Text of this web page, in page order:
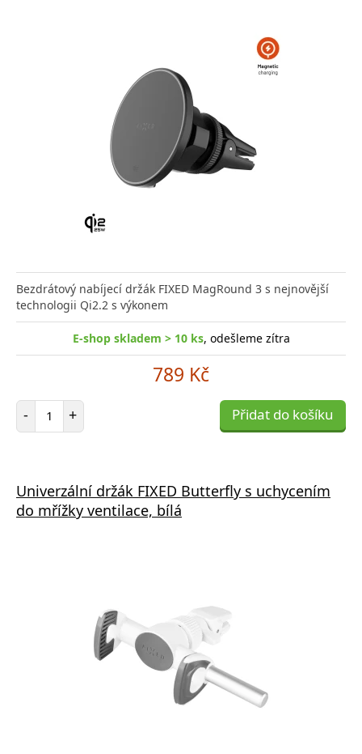
Bezdrátový nabíjecí držák FIXED MagRound 3 s nejnovější
technologii Qi2.2 s výkonem
E-shop skladem > 10 ks, odešleme zítra
789 Kč
- Počet položek
+ Přidat do košíku
Univerzální držák FIXED Butterfly s uchycením
do mřížky ventilace, bílá